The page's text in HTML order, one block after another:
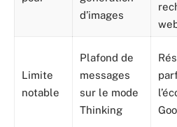
d’images
Limite
notable
Plafond de
messages
sur le mode
Thinking